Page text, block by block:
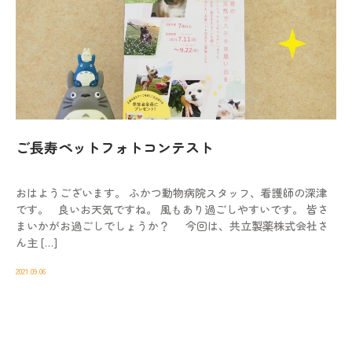
ご長寿ペットフォトコンテスト
おはようございます。 ふかつ動物病院スタッフ、看護師の深津
です。 良いお天気ですね。 風もあり過ごしやすいです。 皆さ
まいかがお過ごしでしょうか？ 今回は、共立製薬株式会社さ
ん主 […]
2021.09.06